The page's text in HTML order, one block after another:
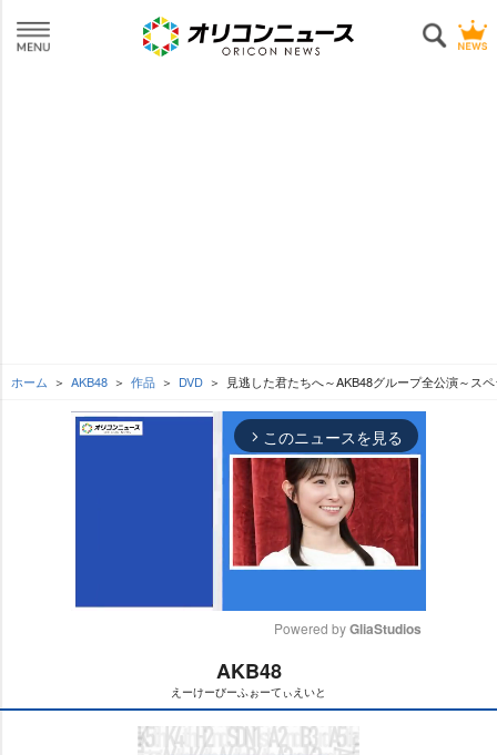
ホーム AKB48 作品 DVD 見逃した君たちへ～AKB48グループ全公演～ス
arrow_forward_ios このニュースを見る
t
e
Powered by GliaStudios
AKB48
えーけーびーふぉーてぃえいと